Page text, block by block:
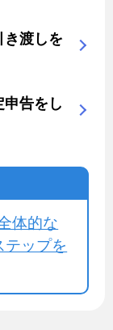
き渡しを
告をし
体的な
テップを